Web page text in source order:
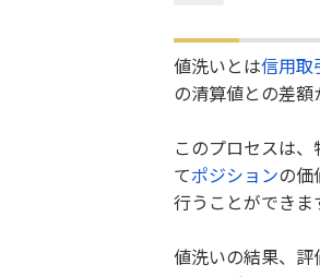
値洗いとは信用取
の清算値との差額
このプロセスは、
てポジションの価
行うことができま
値洗いの結果、評